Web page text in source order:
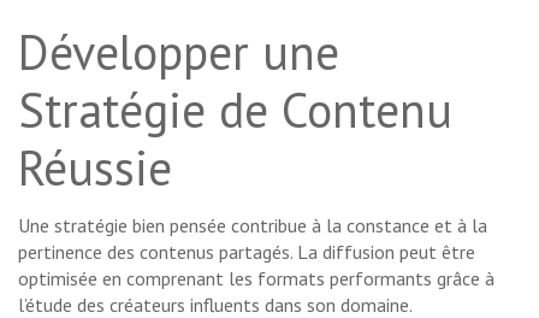
Développer une
Stratégie de Contenu
Réussie
Une stratégie bien pensée contribue à la constance et à la
pertinence des contenus partagés. La diffusion peut être
optimisée en comprenant les formats performants grâce à
l’étude des créateurs influents dans son domaine.